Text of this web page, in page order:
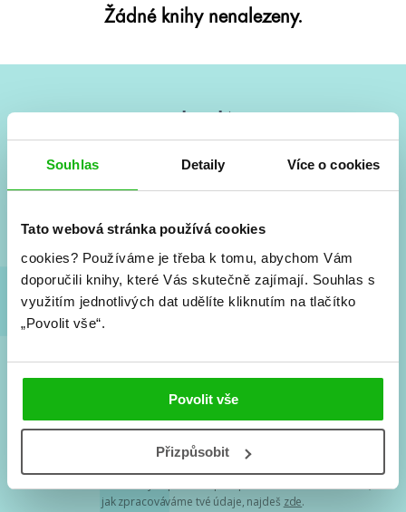
Souhlas Detaily Více o cookies
Tato webová stránka používá cookies
cookies? Používáme je třeba k tomu, abychom Vám
doporučili knihy, které Vás skutečně zajímají. Souhlas s
využitím jednotlivých dat udělíte kliknutím na tlačítko
„Povolit vše“.
Povolit vše
Přizpůsobit
Žádné knihy nenalezeny.
Vše kolem #youngadult každý měsíc rovnou do mailu!
a seriálové adaptace a další.
Souhlasím spodmínkami zpracování osobních údajů
Tvá e-mailová adresa je u nás v bezpečí. Přečti si
jak zpracováváme tvé údaje, najdeš zde.